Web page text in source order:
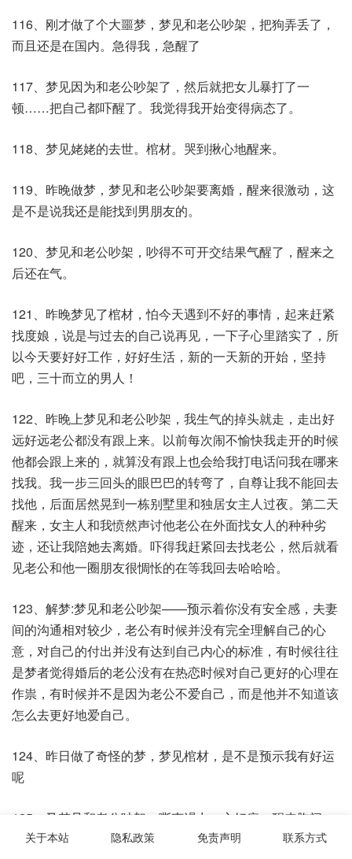
116、刚才做了个大噩梦，梦见和老公吵架，把狗弄丢了，
而且还是在国内。急得我，急醒了
117、梦见因为和老公吵架了，然后就把女儿暴打了一
顿……把自己都吓醒了。我觉得我开始变得病态了。
118、梦见姥姥的去世。棺材。哭到揪心地醒来。​
119、昨晚做梦，梦见和老公吵架要离婚，醒来很激动，这
是不是说我还是能找到男朋友的​。
120、梦见和老公吵架，吵得不可开交结果气醒了，醒来之
后还在气。
121、昨晚梦见了棺材，怕今天遇到不好的事情，起来赶紧
找度娘，说是与过去的自己说再见，一下子心里踏实了，所
以今天要好好工作，好好生活，新的一天新的开始，坚持
吧，三十而立的男人！
122、昨晚上梦见和老公吵架，我生气的掉头就走，走出好
远好远老公都没有跟上来。以前每次闹不愉快我走开的时候
他都会跟上来的，就算没有跟上也会给我打电话问我在哪来
找我。我一步三回头的眼巴巴的转弯了，自尊让我不能回去
找他，后面居然晃到一栋别墅里和独居女主人过夜。第二天
醒来，女主人和我愤然声讨他老公在外面找女人的种种劣
迹，还让我陪她去离婚。吓得我赶紧回去找老公，然后就看
见老公和他一圈朋友很惆怅的在等我回去哈哈哈。
123、解梦:梦见和老公吵架——预示着你没有安全感，夫妻
间的沟通相对较少，老公有时候并没有完全理解自己的心
意，对自己的付出并没有达到自己内心的标准，有时候往往
是梦者觉得婚后的老公没有在热恋时候对自己更好的心理在
作祟，有时候并不是因为老公不爱自己，而是他并不知道该
怎么去更好地爱自己。​
124、昨日做了奇怪的梦，梦见棺材，是不是预示我有好运
呢
125、又梦见和老公吵架，嘶声竭力，心好痛。醒来胸闷​。
关于本站 隐私政策 免责声明 联系方式